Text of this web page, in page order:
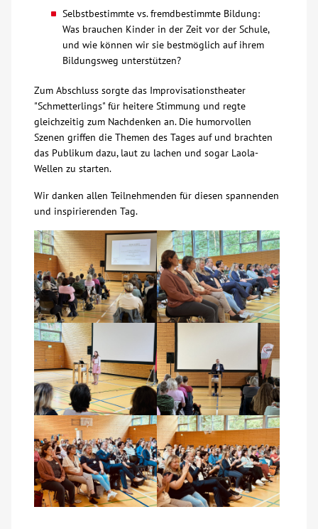
Selbstbestimmte vs. fremdbestimmte Bildung:
Was brauchen Kinder in der Zeit vor der Schule,
und wie können wir sie bestmöglich auf ihrem
Bildungsweg unterstützen?
Zum Abschluss sorgte das Improvisationstheater
"Schmetterlings" für heitere Stimmung und regte
gleichzeitig zum Nachdenken an. Die humorvollen
Szenen griffen die Themen des Tages auf und brachten
das Publikum dazu, laut zu lachen und sogar Laola-
Wellen zu starten.
Wir danken allen Teilnehmenden für diesen spannenden
und inspirierenden Tag.